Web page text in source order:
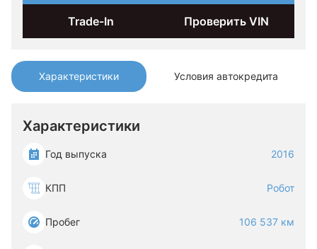
Характеристики Условия автокредита
Характеристики
Год выпуска 2016
КПП Робот
Пробег 106 537 км
Trade-In Проверить VIN